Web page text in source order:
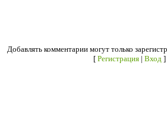
Добавлять комментарии могут только
[ Регистрация | Вход ]